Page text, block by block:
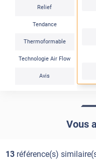
Relief
Tendance
Thermoformable
Technologie Air Flow
Avis
Vous
13référence(s)